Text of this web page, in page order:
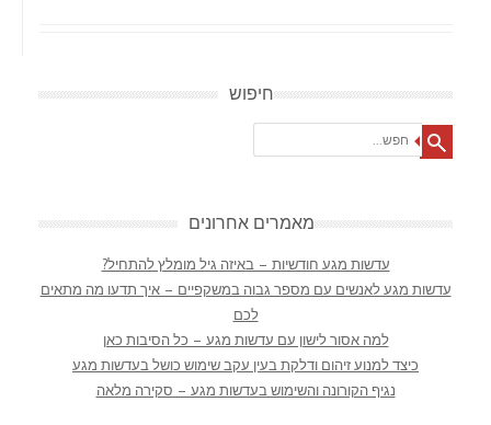
חיפוש
מאמרים אחרונים
עדשות מגע חודשיות – באיזה גיל מומלץ להתחיל?
עדשות מגע לאנשים עם מספר גבוה במשקפיים – איך תדעו מה מתאים
לכם
למה אסור לישון עם עדשות מגע – כל הסיבות כאן
כיצד למנוע זיהום ודלקת בעין עקב שימוש כושל בעדשות מגע
נגיף הקורונה והשימוש בעדשות מגע – סקירה מלאה